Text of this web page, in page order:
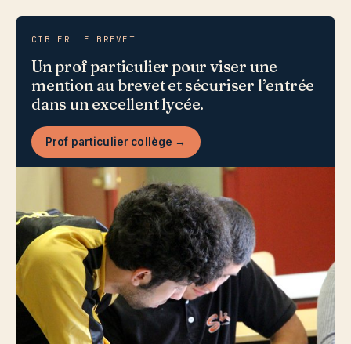
CIBLER LE BREVET
Un prof particulier pour viser une
mention au brevet et sécuriser l’entrée
dans un excellent lycée.
Prof particulier collège →